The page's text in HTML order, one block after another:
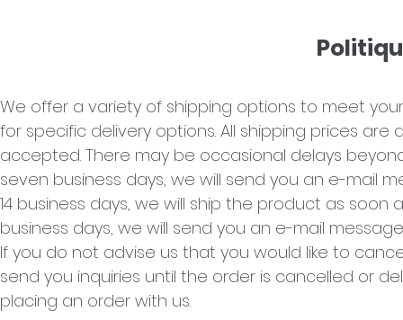
We offer a variety of shipping options to meet
for specific delivery options. All shipping prices are
accepted. There may be occasional delays
seven business days, we will send you an e-mail
14 business days, we will ship the product as soon
business days, we will send you an e-mail
If you do not advise us that you would like to
send you inquiries until the order is cancelled or
placing an order with us.